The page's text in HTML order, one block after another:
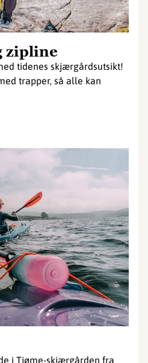
zipline
tidenes skjærgårdsutsikt!
trapper, så alle kan
i Tjøme-skjærgården fra